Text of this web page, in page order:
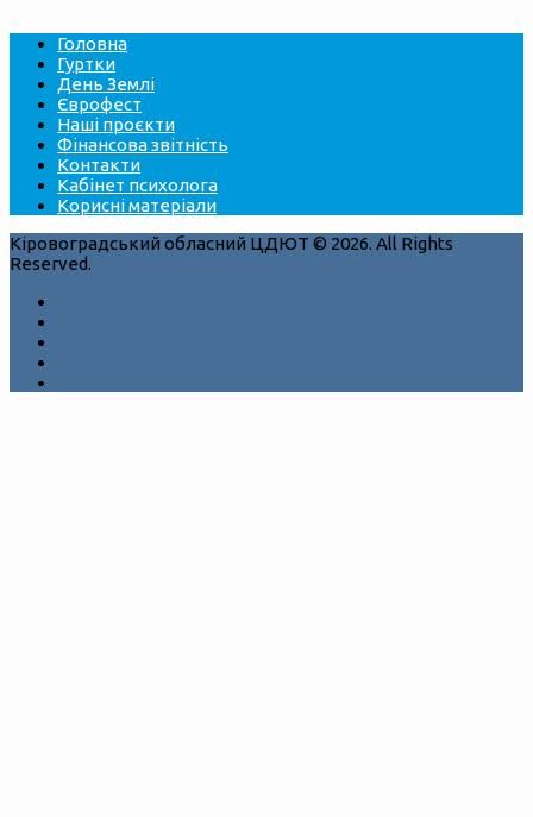
Головна
Гуртки
День Землі
Єврофест
Наші проєкти
Фінансова звітність
Контакти
Кабінет психолога
Корисні матеріали
Кіровоградський обласний ЦДЮТ © 2026. All Rights
Reserved.